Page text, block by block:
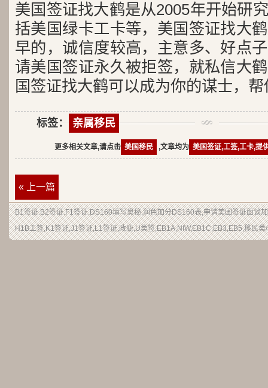
美国签证找大鹤是从2005年开始研
括美国绿卡工卡等，美国签证找大
早的，诚信度较高，主意多、好点
请美国签证永久被拒签，就私信大
国签证找大鹤可以成为你的谋士，
标签： 亲属移民
更多相关文章,请点击 美国移民 ,文章均为 美国签证,工签,工卡,提
« 上一篇
B1签证.B2签证.F1签证.DS160填写奥秘,润色加分DS160表,申请美国签证面谈
H1B工签,K1签证,J1签证,L1签证,政庇,U类签,EB1A,NIW,EB1C,EB3,EB5,移民